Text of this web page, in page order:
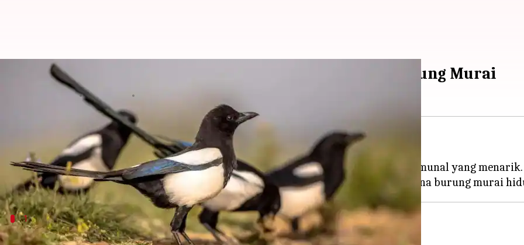
Lima Fakta Menarik tentang Kehidupan Komunal Burung Murai
Sep 12, 2025
Burung murai dikenal sebagai burung yang cerdas dan sosial.
Mereka sering ditemukan hidup dalam kelompok besar, menunjukkan perilaku komunal yang menarik.
1
Kerjasama dalam Mencari Makan